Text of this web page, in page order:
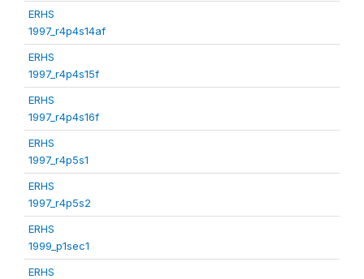
ERHS
1997_r4p4s14af
ERHS
1997_r4p4s15f
ERHS
1997_r4p4s16f
ERHS
1997_r4p5s1
ERHS
1997_r4p5s2
ERHS
1999_p1sec1
ERHS